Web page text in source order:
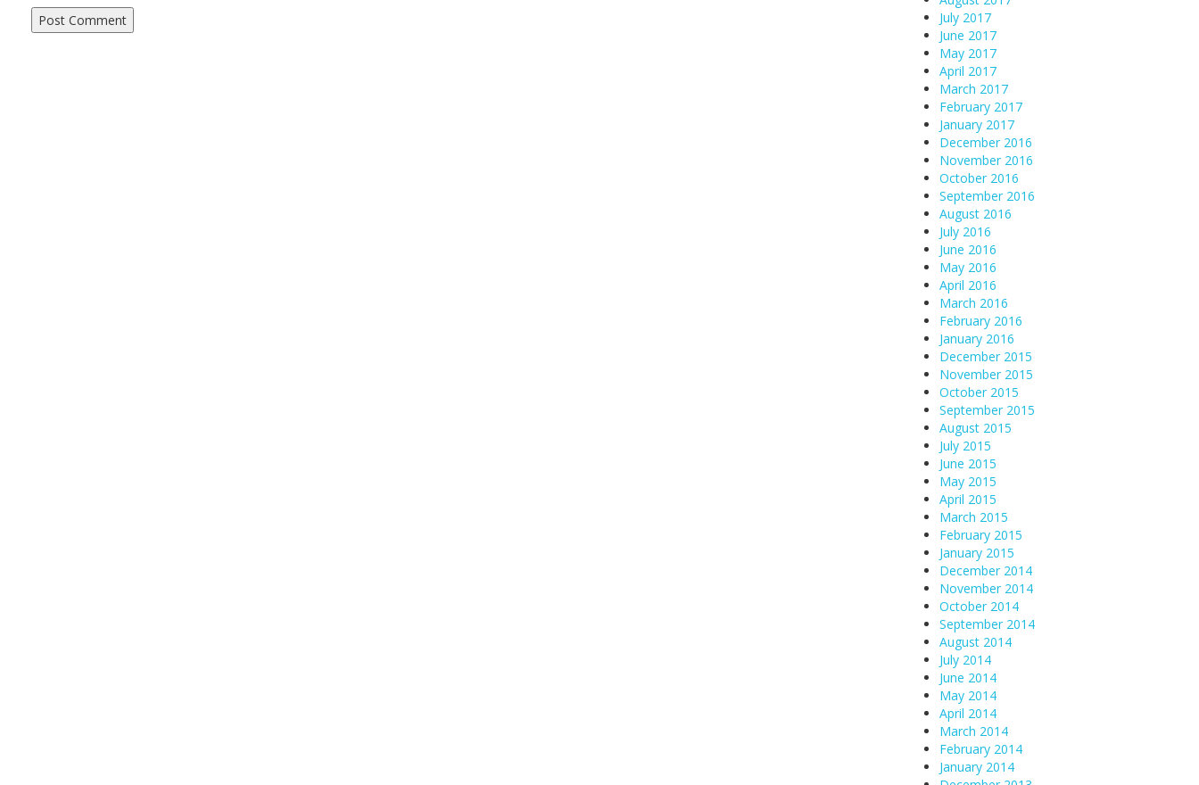
July 2017
June 2017
May 2017
April 2017
March 2017
February 2017
January 2017
December 2016
November 2016
October 2016
September 2016
August 2016
July 2016
June 2016
May 2016
April 2016
March 2016
February 2016
January 2016
December 2015
November 2015
October 2015
September 2015
August 2015
July 2015
June 2015
May 2015
April 2015
March 2015
February 2015
January 2015
December 2014
November 2014
October 2014
September 2014
August 2014
July 2014
June 2014
May 2014
April 2014
March 2014
February 2014
January 2014